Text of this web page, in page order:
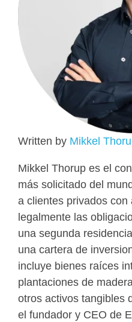
Written by Mikkel
Mikkel Thorup es el
más solicitado del
a clientes privados
legalmente las
una segunda
una cartera de
incluye bienes raíces
plantaciones de
otros activos tangibles
el fundador y CEO de